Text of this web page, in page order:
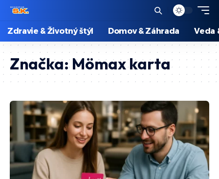
Zdravie & Životný štýl Domov & Záhrada Veda
Značka:Mömax karta